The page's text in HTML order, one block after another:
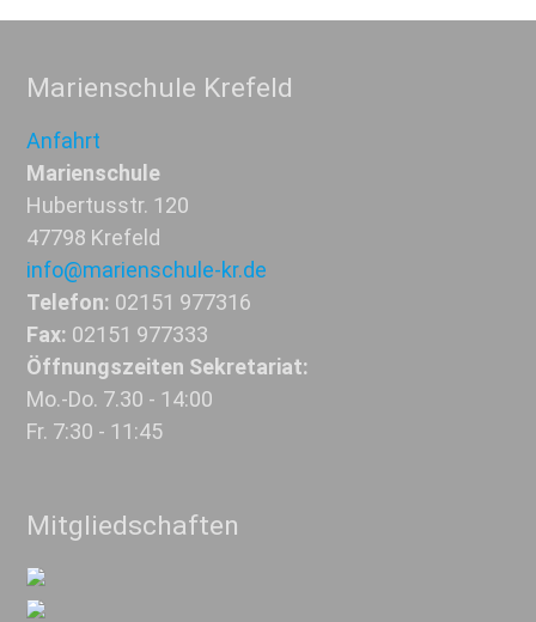
Marienschule Krefeld
Anfahrt
Marienschule
Hubertusstr. 120
47798 Krefeld
info@marienschule-kr.de
Telefon: 02151 977316
Fax: 02151 977333
Öffnungszeiten Sekretariat:
Mo.-Do. 7.30 - 14:00
Fr. 7:30 - 11:45
Mitgliedschaften